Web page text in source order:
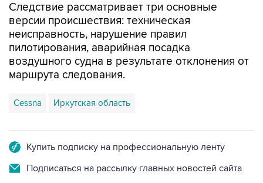
Следствие рассматривает три основные
версии происшествия: техническая
неисправность, нарушение правил
пилотирования, аварийная посадка
воздушного судна в результате отклонения от
маршрута следования.
Cessna Иркутская область
Купить подписку на профессиональную ленту
Подписаться на рассылку главных новостей сайта